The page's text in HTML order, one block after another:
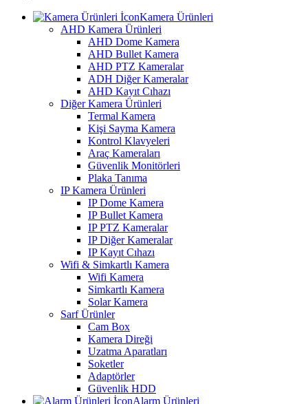
Kamera Ürünleri
AHD Kamera Ürünleri
AHD Dome Kamera
AHD Bullet Kamera
AHD PTZ Kameralar
ADH Diğer Kameralar
AHD Kayıt Cıhazı
Diğer Kamera Ürünleri
Termal Kamera
Kişi Sayma Kamera
Kontrol Klavyeleri
Araç Kameraları
Güvenlik Monitörleri
Plaka Tanıma
IP Kamera Ürünleri
IP Dome Kamera
IP Bullet Kamera
IP PTZ Kameralar
IP Diğer Kameralar
IP Kayıt Cıhazı
Wifi & Simkartlı Kamera
Wifi Kamera
Simkartlı Kamera
Solar Kamera
Sarf Ürünler
Cam Box
Kamera Direği
Uzatma Aparatları
Soketler
Adaptörler
Güvenlik HDD
Alarm Ürünleri